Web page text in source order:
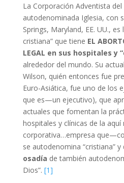
La Corporación Adventista
autodenominada Iglesia, con
Springs, Maryland, EE. UU.,
cristiana” que tiene EL
LEGAL en sus hospitales y
alrededor del mundo. Su
Wilson, quién entonces fue
Euro-Asiática, fue uno de los
que es—un ejecutivo), que
actuales que fomentan la
hospitales y clínicas de la
corporativa…empresa
se autodenomina “cristiana”
osadía de también
Dios”. [1]